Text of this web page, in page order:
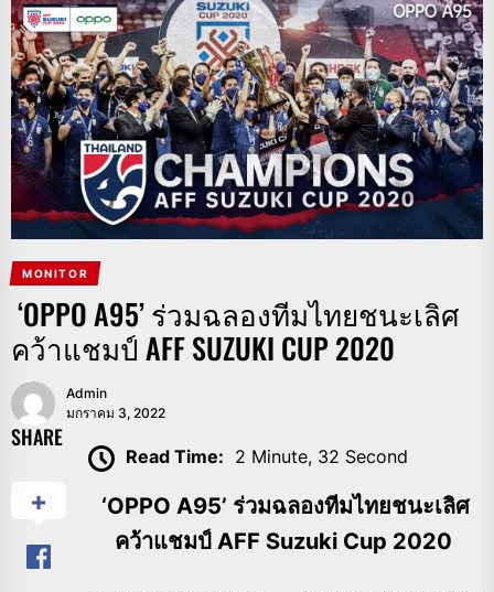
MONITOR
‘OPPO A95’ ร่วมฉลองทีมไทยชนะเลิศ
คว้าแชมป์ AFF SUZUKI CUP 2020
Admin
มกราคม 3, 2022
SHARE
Read Time: 2 Minute, 32 Second
‘OPPO A95’ ร่วมฉลองทีมไทยชนะเลิศ
คว้าแชมป์ AFF Suzuki Cup 2020